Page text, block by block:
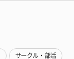
サークル・部活